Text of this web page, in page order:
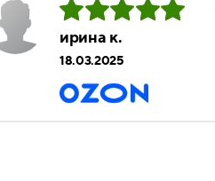
ирина к.
18.03.2025